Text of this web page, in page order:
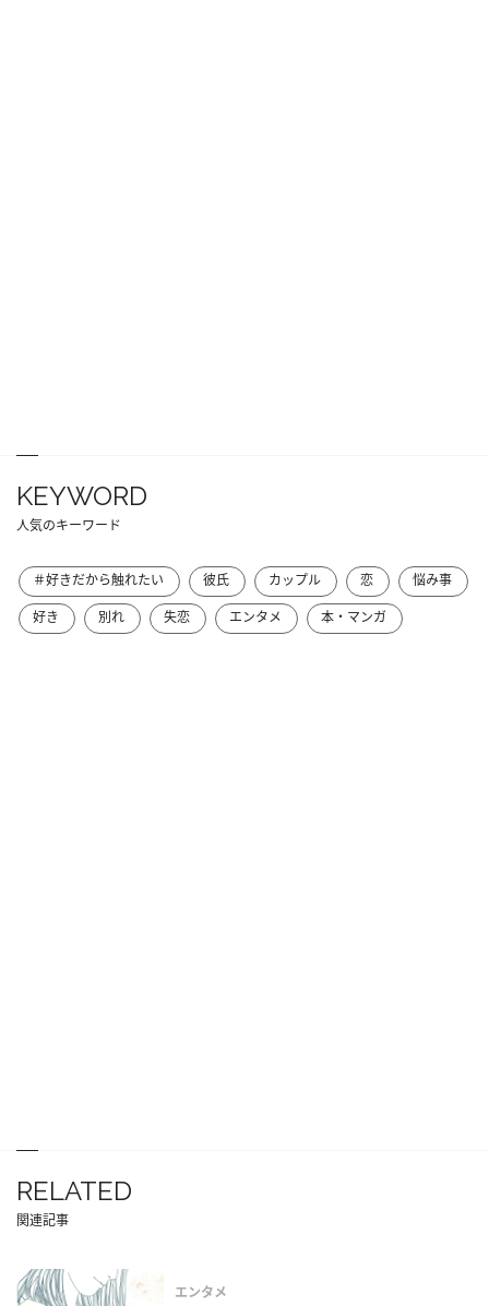
KEYWORD
人気のキーワード
＃好きだから触れたい 彼氏 カップル 恋
悩み事
好き
別れ 失恋 エンタメ 本・マンガ
RELATED
関連記事
エンタメ